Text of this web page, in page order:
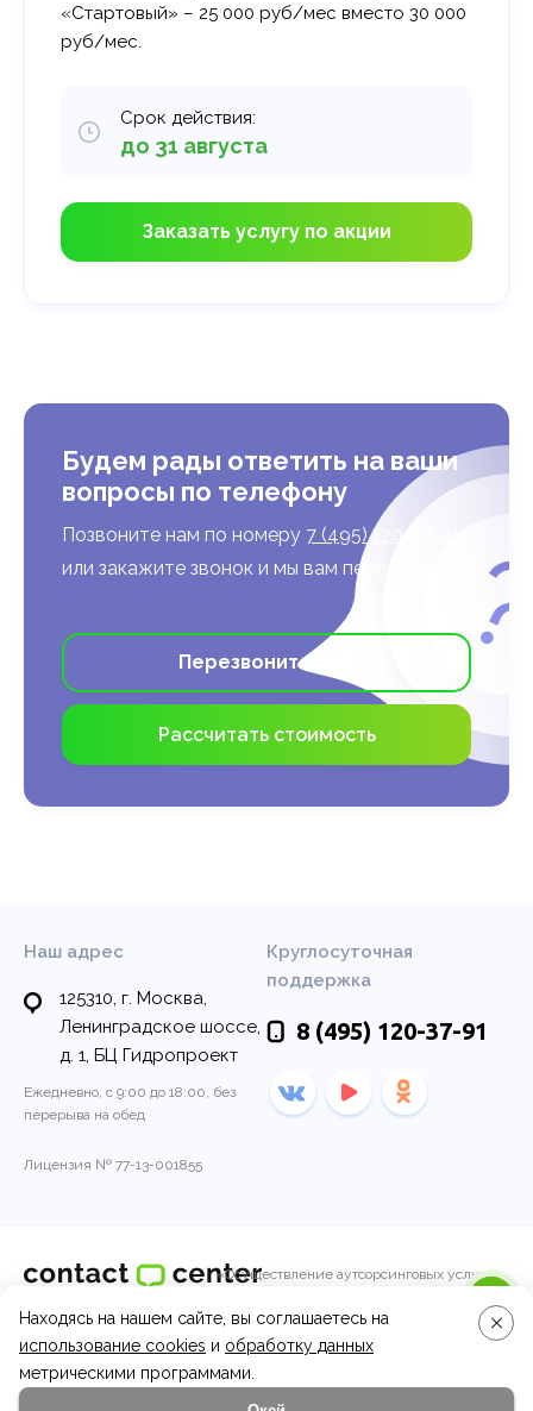
«Стартовый» – 25 000 руб/мес вместо 30 000
руб/мес.
Срок действия:
до 31 августа
Заказать услугу по акции
Будем рады ответить на ваши
вопросы по телефону
Позвоните нам по номеру 7 (495) 120-37-91
или закажите звонок и мы вам перезвоним
Перезвоните мне
Рассчитать стоимость
© 2011-2026, Контакт-центр
«Осуществление аутсорсинговых услуг
исходящих вызовов операторами call-
центра.»
Вопросы и ответы
Наш адрес
125310, г. Москва,
Ленинградское шоссе,
д. 1, БЦ Гидропроект
Ежедневно, с 9:00 до 18:00, без
перерыва на обед
Лицензия № 77-13-001855
Круглосуточная
поддержка
8 (495) 120-37-91
Находясь на нашем сайте, вы соглашаетесь на
использование cookies и обработку данных
метрическими программами.